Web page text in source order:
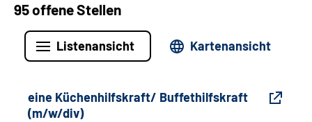
95 offene Stellen
Listenansicht Kartenansicht
eine Küchenhilfskraft/ Buffethilfskraft
(m/w/div)